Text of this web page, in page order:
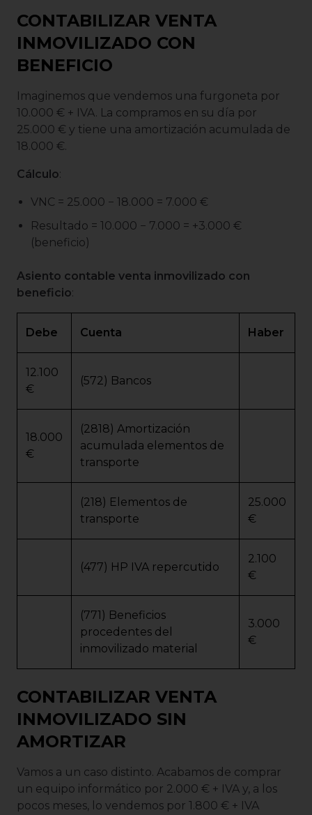
CONTABILIZAR VENTA
INMOVILIZADO CON
BENEFICIO
Imaginemos que vendemos una furgoneta por
10.000 € + IVA. La compramos en su día por
25.000 € y tiene una amortización acumulada de
18.000 €.
Cálculo:
VNC = 25.000 − 18.000 = 7.000 €
Resultado = 10.000 − 7.000 = +3.000 €
(beneficio)
Asiento contable venta inmovilizado con
beneficio:
Debe Cuenta Haber
12.100
€
(572) Bancos
18.000
€
(2818) Amortización
acumulada elementos de
transporte
(218) Elementos de
transporte
25.000
€
(477) HP IVA repercutido
2.100
€
(771) Beneficios
procedentes del
inmovilizado material
3.000
€
CONTABILIZAR VENTA
INMOVILIZADO SIN
AMORTIZAR
Vamos a un caso distinto. Acabamos de comprar
un equipo informático por 2.000 € + IVA y, a los
pocos meses, lo vendemos por 1.800 € + IVA